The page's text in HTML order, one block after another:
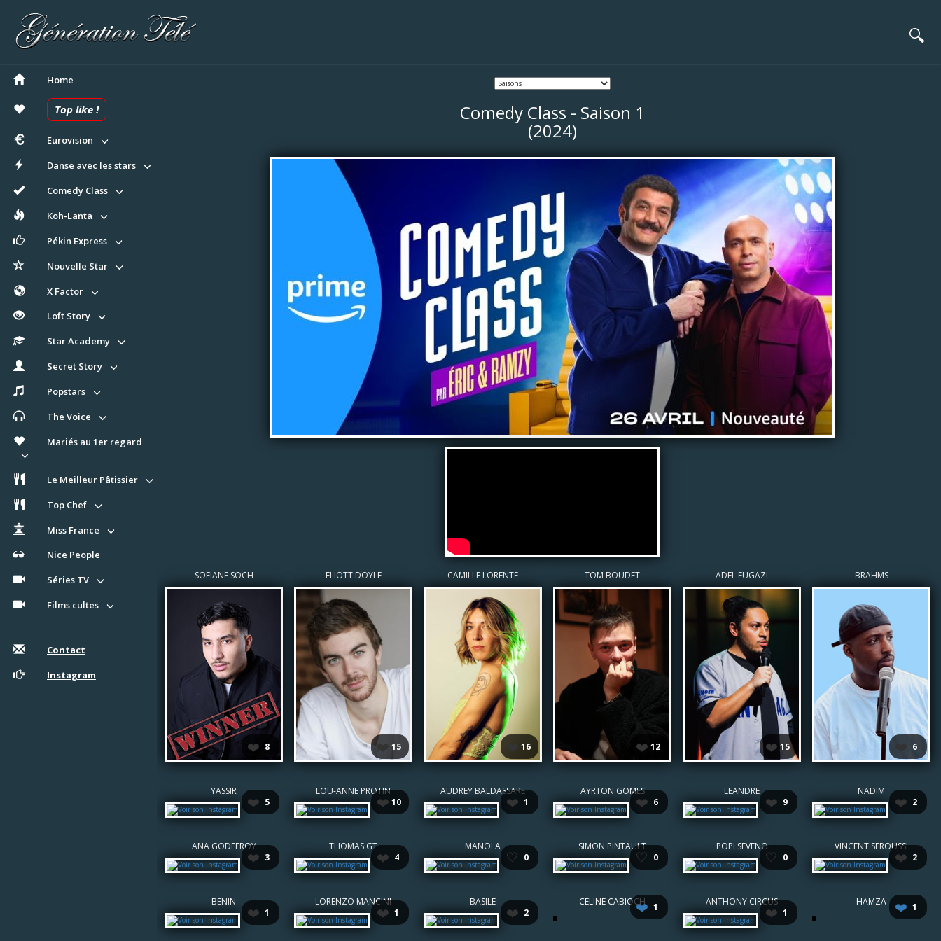
🔍
Home
Top like !
Eurovision
Danse avec les stars
Comedy Class
Koh-Lanta
Pékin Express
Nouvelle Star
X Factor
Loft Story
Star Academy
Secret Story
Popstars
The Voice
Mariés au 1er regard
Le Meilleur Pâtissier
Top Chef
Miss France
Nice People
Séries TV
Films cultes
Contact
Instagram
Comedy Class - Saison 1
(2024)
SOFIANE SOCH
❤️ 8
ELIOTT DOYLE
❤️ 15
CAMILLE LORENTE
16
TOM BOUDET
❤️ 12
ADEL FUGAZI
❤️ 15
BRAHMS
6
YASSIR
❤️ 5
LOU-ANNE PROTIN
❤️ 10
AUDREY BALDASSARE
❤️ 1
AYRTON GOMES
❤️ 6
LEANDRE
❤️ 9
NADIM
❤️ 2
ANA GODEFROY
❤️ 3
THOMAS GT
❤️ 4
MANOLA
🤍 0
SIMON PINTAULT
🤍 0
POPI SEVENO
🤍 0
VINCENT SEROUSSI
❤️ 2
BENIN
❤️ 1
LORENZO MANCINI
❤️ 1
BASILE
❤️ 2
CELINE CABIOCH
❤️ 1 ANTHONY CIRCUS
❤️ 1
HAMZA ❤️ 1